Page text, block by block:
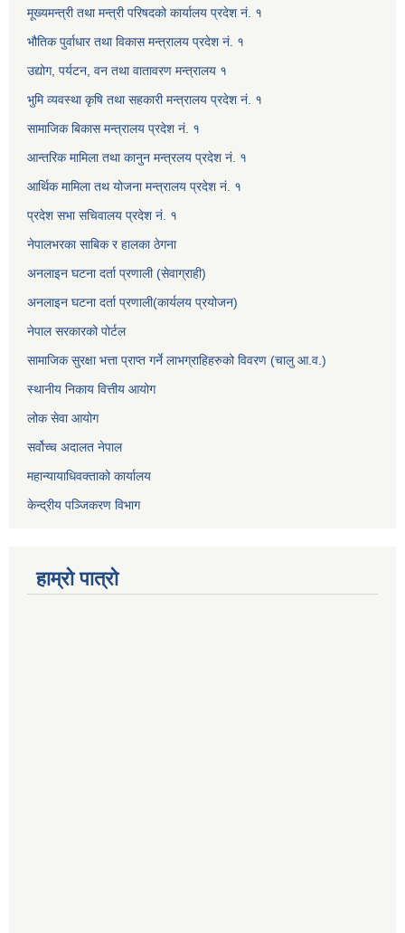
मूख्यमन्त्री तथा मन्त्री परिषदको कार्यालय प्रदेश नं. १
भौतिक पुर्वाधार तथा विकास मन्त्रालय प्रदेश नं. १
उद्योग, पर्यटन, वन तथा वातावरण मन्त्रालय १
भुमि व्यवस्था कृषि तथा सहकारी मन्त्रालय प्रदेश नं. १
सामाजिक बिकास मन्त्रालय प्रदेश नं. १
आन्तरिक मामिला तथा कानुन मन्त्रलय प्रदेश नं. १
आर्थिक मामिला तथ योजना मन्त्रालय प्रदेश नं. १
प्रदेश सभा सचिवालय प्रदेश नं. १
नेपालभरका साबिक र हालका ठेगना
अनलाइन घटना दर्ता प्रणाली (सेवाग्राही)
अनलाइन घटना दर्ता प्रणाली(कार्यलय प्रयोजन)
नेपाल सरकारको पोर्टल
सामाजिक सुरक्षा भत्ता प्राप्त गर्ने लाभग्राहिहरुको विवरण (चालु आ.व.)
स्थानीय निकाय वित्तीय आयोग
लोक सेवा आयोग
सर्वोच्च अदालत नेपाल
महान्यायाधिवक्ताको कार्यालय
केन्द्रीय पञ्जिकरण विभाग
हाम्रो पात्रो